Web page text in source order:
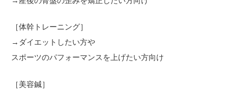
［体幹トレーニング］
→ダイエットしたい方や
スポーツのパフォーマンスを上げたい方向け
［美容鍼］